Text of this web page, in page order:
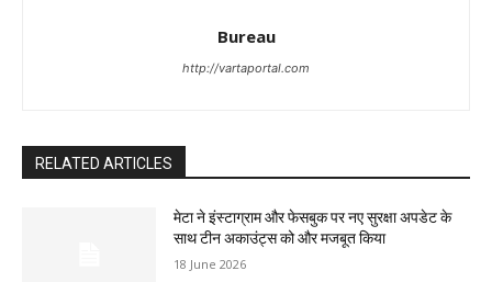
Bureau
http://vartaportal.com
RELATED ARTICLES
मेटा ने इंस्टाग्राम और फेसबुक पर नए सुरक्षा अपडेट के
साथ टीन अकाउंट्स को और मजबूत किया
18 June 2026